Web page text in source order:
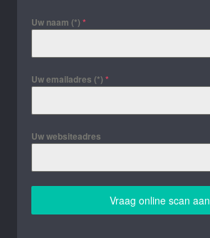
Uw naam (*) *
Uw emailadres (*) *
Uw websiteadres
Vraag online scan aan